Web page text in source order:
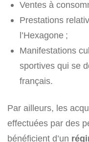
Ventes à
Prestations
l’Hexagone ;
Manifestations
sportives qui se
français.
Par ailleurs, les
effectuées par des
bénéficient d’un